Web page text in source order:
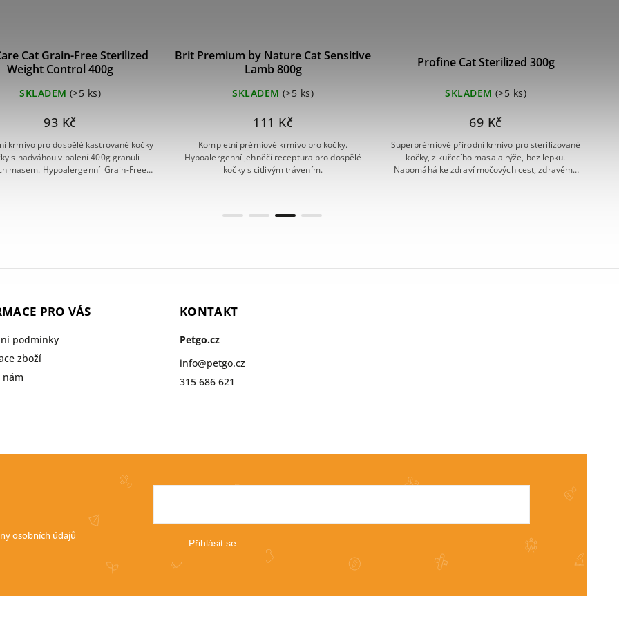
Cat Grain-Free Sterilized
Weight Control 400g
SKLADEM (>5 ks)
93 Kč
krmivo pro dospělé kastrované kočky
s nadváhou v balení 400g granuli
masem. Hypoalergenní Grain-Free
Brit Premium by Nature Cat Sensitive
Lamb 800g
SKLADEM (>5 ks)
111 Kč
Kompletní prémiové krmivo pro kočky.
Hypoalergenní jehněčí receptura pro dospělé
kočky s citlivým trávením.
Profine Cat Sterilized 300g
SKLADEM (>5 ks)
69 Kč
Superprémiové přírodní krmivo pro sterilizované
kočky, z kuřecího masa a rýže, bez lepku.
Napomáhá ke zdraví močových cest, zdravému
osobních údajů
Přihlásit se
PRO VÁS
podmínky
zboží
KONTAKT
Petgo.cz
info@petgo.cz
315 686 621